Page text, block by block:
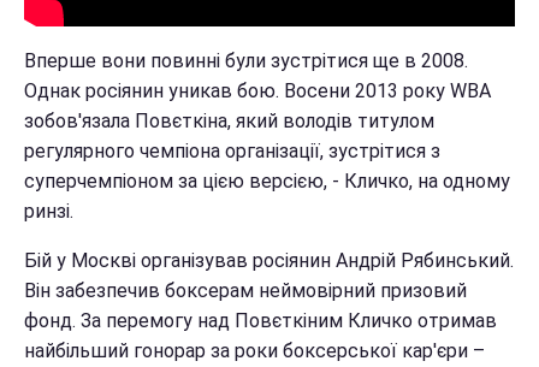
Вперше вони повинні були зустрітися ще в 2008.
Однак росіянин уникав бою. Восени 2013 року WBA
зобов'язала Повєткіна, який володів титулом
регулярного чемпіона організації, зустрітися з
суперчемпіоном за цією версією, - Кличко, на одному
ринзі.
Бій у Москві організував росіянин Андрій Рябинський.
Він забезпечив боксерам неймовірний призовий
фонд. За перемогу над Повєткіним Кличко отримав
найбільший гонорар за роки боксерської кар'єри –